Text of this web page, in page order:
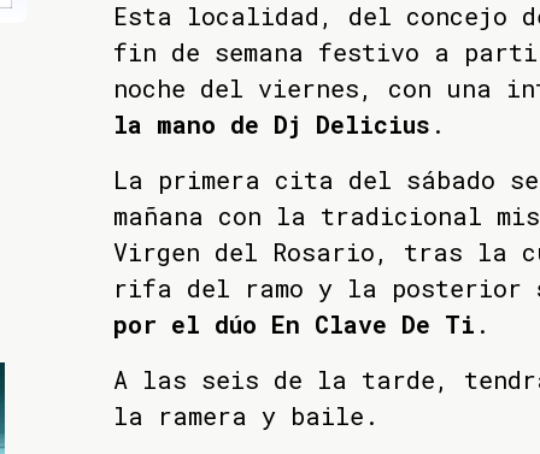
Esta localidad, del concejo
fin de semana festivo a
noche del viernes, con una
la mano de Dj Delicius .
La primera cita del sábado
mañana con la tradicional
Virgen del Rosario, tras la
rifa del ramo y la posterior
por el dúo En Clave De Ti .
A las seis de la tarde,
la ramera y baile.